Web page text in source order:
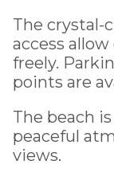
The crystal-
access
freely.
points are
The beach
peaceful
views.